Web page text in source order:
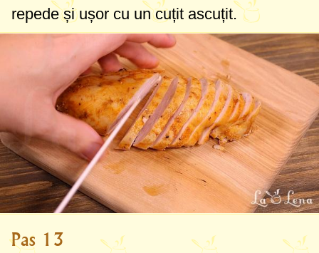
repede și ușor cu un cuțit ascuțit.
Pas 13